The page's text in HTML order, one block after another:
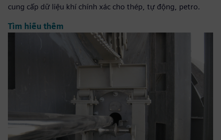
cung cấp dữ liệu khí chính xác cho thép, tự động, petro.
Tìm hiểu thêm